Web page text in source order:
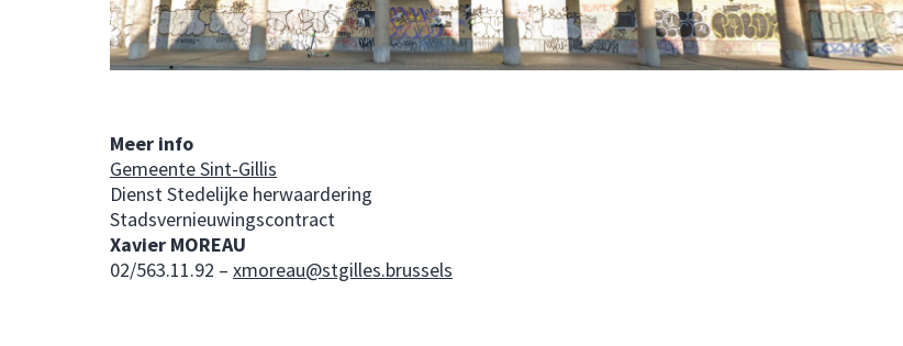
Meer info
Gemeente Sint-Gillis
Dienst Stedelijke herwaardering
Stadsvernieuwingscontract
Xavier MOREAU
02/563.11.92 – xmoreau@stgilles.brussels